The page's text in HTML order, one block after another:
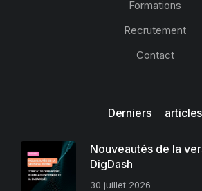
Formations
Recrutement
Contact
Derniers articles
Nouveautés de la
DigDash
30 juillet 2026